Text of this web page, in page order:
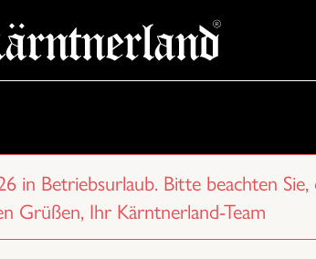
in Betriebsurlaub. Bitte beachten
Grüßen, Ihr Kärntnerland-Team